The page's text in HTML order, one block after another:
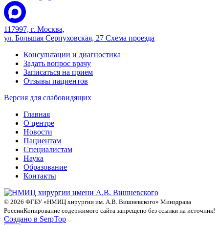
117997, г. Москва,
ул. Большая Серпуховская, 27 Схема проезда
Консультации и диагностика
Задать вопрос врачу
Записаться на прием
Отзывы пациентов
Версия для слабовидящих
Главная
О центре
Новости
Пациентам
Специалистам
Наука
Образование
Контакты
© 2026 ФГБУ «НМИЦ хирургии им. А.В. Вишневского» Минздрава
РоссииКопирование содержимого сайта запрещено без ссылки на источник!
Создано в SerpTop